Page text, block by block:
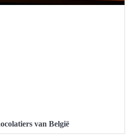
van België